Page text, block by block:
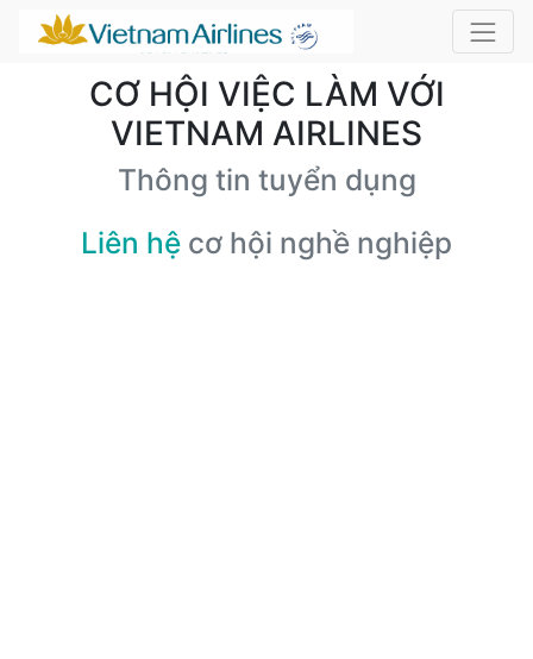
CƠ HỘI VIỆC LÀM VỚI
VIETNAM AIRLINES
Thông tin tuyển dụng
Liên hệ cơ hội nghề nghiệp